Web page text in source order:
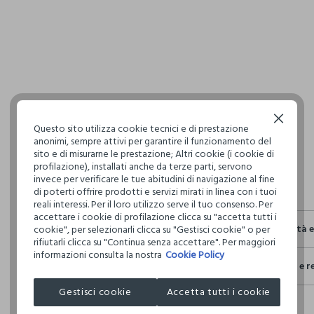
Sostenibilità
Sicurezza
Il 100%
fisici, per
definito per
restrittivi
Spedizione e
Hai fino a
per
Questo sito utilizza cookie tecnici e di prestazione
anonimi, sempre attivi per garantire il funzionamento del
sito e di misurarne le prestazione; Altri cookie (i cookie di
profilazione), installati anche da terze parti, servono
invece per verificare le tue abitudini di navigazione al fine
di poterti offrire prodotti e servizi mirati in linea con i tuoi
reali interessi. Per il loro utilizzo serve il tuo consenso. Per
accettare i cookie di profilazione clicca su "accetta tutti i
cookie", per selezionarli clicca su "Gestisci cookie" o per
rifiutarli clicca su "Continua senza accettare". Per maggiori
informazioni consulta la nostra Cookie Policy
Gestisci cookie Accetta tutti i cookie
Continua senza accettare